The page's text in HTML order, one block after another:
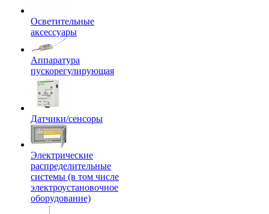
Осветительные
аксессуары
Аппаратура
пускорегулирующая
Датчики/сенсоры
Электрические
распределительные
системы (в том числе
электроустановочное
оборудование)